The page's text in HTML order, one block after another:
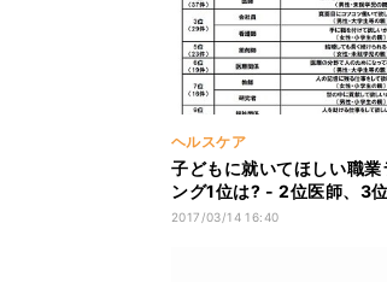
ヘルスケア
子どもに就いてほしい職業
ング1位は? - 2位医師、3
員、看護師
2017/03/14 16:40